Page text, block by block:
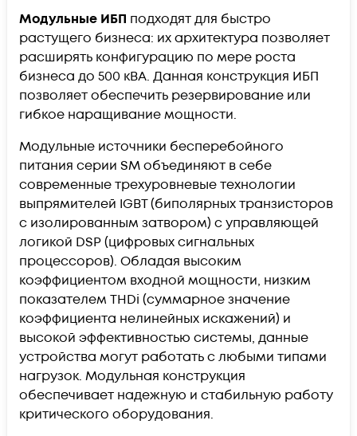
Модульные ИБП подходят для быстро
растущего бизнеса: их архитектура позволяет
расширять конфигурацию по мере роста
бизнеса до 500 кВА. Данная конструкция ИБП
позволяет обеспечить резервирование или
гибкое наращивание мощности.
Модульные источники бесперебойного
питания серии SM объединяют в себе
современные трехуровневые технологии
выпрямителей IGBT (биполярных транзисторов
с изолированным затвором) с управляющей
логикой DSP (цифровых сигнальных
процессоров). Обладая высоким
коэффициентом входной мощности, низким
показателем THDi (суммарное значение
коэффициента нелинейных искажений) и
высокой эффективностью системы, данные
устройства могут работать с любыми типами
нагрузок. Модульная конструкция
обеспечивает надежную и стабильную работу
критического оборудования.